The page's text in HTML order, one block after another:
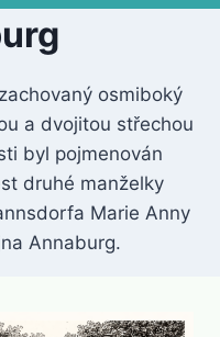
osmiboký
a dvojitou střechou
byl pojmenován
druhé manželky
Marie Anny
Annaburg.